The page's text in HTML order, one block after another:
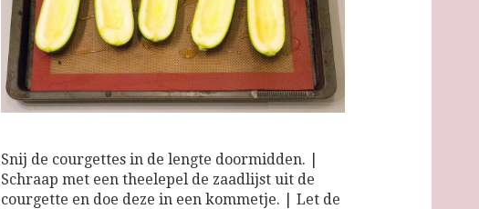
Snij de courgettes in de lengte doormidden. |
Schraap met een theelepel de zaadlijst uit de
courgette en doe deze in een kommetje. | Let de